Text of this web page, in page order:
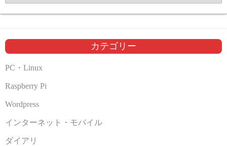
ー
カ
ブ
カテゴリー
PC・Linux
Raspberry Pi
Wordpress
インターネット・モバイル
ダイアリ